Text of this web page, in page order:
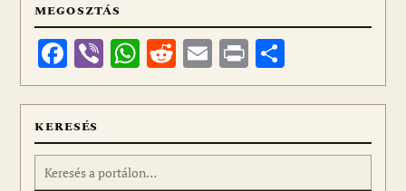
MEGOSZTÁS
Facebook
ViberWhatsApp
Reddit
Email
Print
meg
KERESÉS
Keresés: